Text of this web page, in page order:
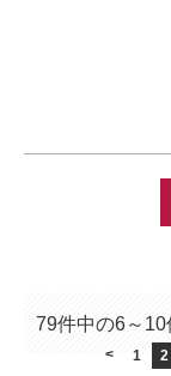
79件中の6～10
< 1 2